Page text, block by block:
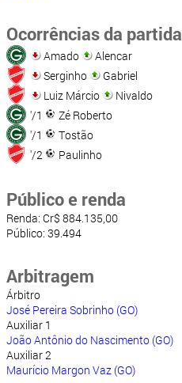
Ocorrências da partida
Amado
Alencar
Serginho
Gabriel
Luiz Márcio
Nivaldo
'/1
Zé Roberto
'/1
Tostão
'/2
Paulinho
Público e renda
Renda: Cr$ 884.135,00
Público: 39.494
Arbitragem
Árbitro
José Pereira Sobrinho (GO)
Auxiliar 1
João Antônio do Nascimento (GO)
Auxiliar 2
Maurício Margon Vaz (GO)